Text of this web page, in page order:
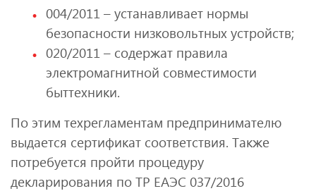
004/2011 – устанавливает нормы
безопасности низковольтных устройств;
020/2011 – содержат правила
электромагнитной совместимости
быттехники.
По этим техрегламентам предпринимателю
выдается сертификат соответствия. Также
потребуется пройти процедуру
декларирования по ТР ЕАЭС 037/2016